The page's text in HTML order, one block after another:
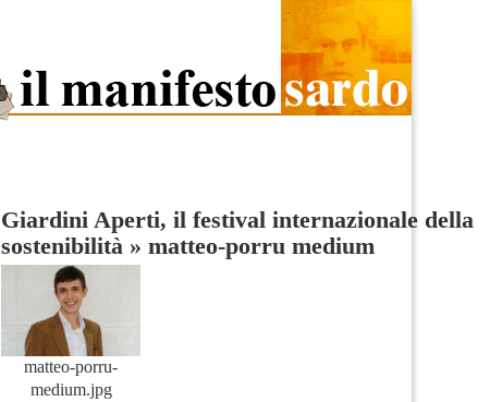
Giardini Aperti, il festival internazionale della
sostenibilità » matteo-porru medium
matteo-porru-
medium.jpg